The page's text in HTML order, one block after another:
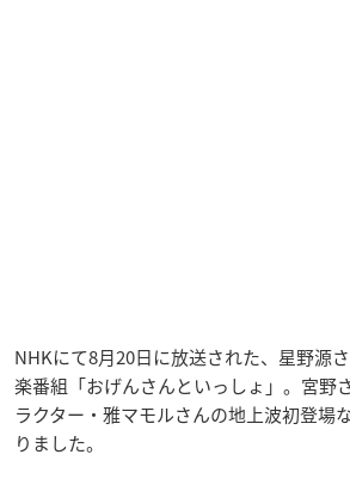
NHKにて8月20日に放送された、星野源
楽番組「おげんさんといっしょ」。宮野
ラクター・雅マモルさんの地上波初登場
りました。